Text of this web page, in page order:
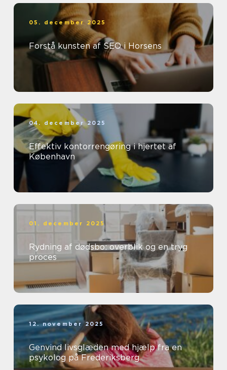
05. december 2025
Forstå kunsten af SEO i Horsens
04. december 2025
Effektiv kontorrengøring i hjertet af
København
01. december 2025
Rydning af dødsbo: overblik og en tryg
proces
12. november 2025
Genvind livsglæden med hjælp fra en
psykolog på Frederiksberg